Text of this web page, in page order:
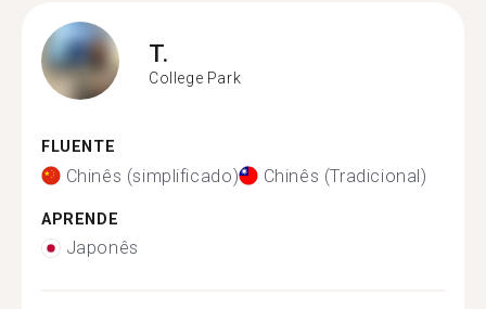
T.
College Park
FLUENTE
Chinês (simplificado) Chinês (Tradicional)
APRENDE
Japonês